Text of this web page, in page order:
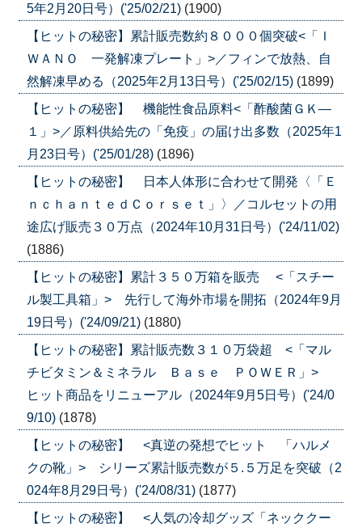
5年2月20日号）('25/02/21) (1900)
【ヒットの秘密】累計販売数約８０００個突破<「Ｉ
ＷＡＮＯ 一発解凍プレート」>／フィンで放熱、自
然解凍早める（2025年2月13日号）('25/02/15) (1899)
【ヒットの秘密】 機能性食品原料<「酢酸菌ＧＫ―
１」>／原料供給先の「免疫」の届け出多数（2025年1
月23日号）('25/01/28) (1896)
【ヒットの秘密】 日本人体形に合わせて開発〈「Ｅ
ｎｃｈａｎｔｅｄＣｏｒｓｅｔ」〉／コルセットの用
途広げ販売３０万点（2024年10月31日号）('24/11/02)
(1886)
【ヒットの秘密】累計３５０万箱を販売 <「スチー
ル製工具箱」> 先行して海外市場を開拓（2024年9月
19日号）('24/09/21) (1880)
【ヒットの秘密】累計販売数３１０万袋超 <「マル
チビタミン＆ミネラル Ｂａｓｅ ＰＯＷＥＲ」>
ヒット商品をリニューアル（2024年9月5日号）('24/0
9/10) (1878)
【ヒットの秘密】 <真逆の発想でヒット 「ハルメ
クの靴」> シリーズ累計販売数が５.５万足を突破（2
024年8月29日号）('24/08/31) (1877)
【ヒットの秘密】 <人気の冷却グッズ「ネッククー